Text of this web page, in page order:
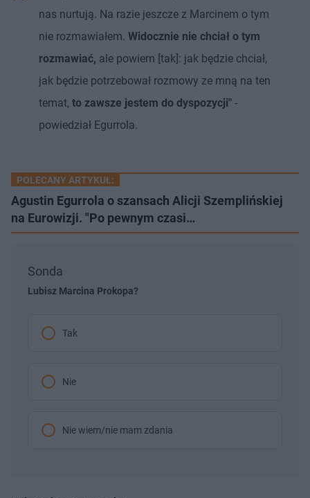
nas nurtują. Na razie jeszcze z Marcinem o tym
nie rozmawiałem. Widocznie nie chciał o tym
rozmawiać, ale powiem [tak]: jak będzie chciał,
jak będzie potrzebował rozmowy ze mną na ten
temat, to zawsze jestem do dyspozycji" -
powiedział Egurrola.
POLECANY ARTYKUŁ:
Agustin Egurrola o szansach Alicji Szemplińskiej
na Eurowizji. "Po pewnym czasi…
Sonda
Lubisz Marcina Prokopa?
Tak
Nie
Nie wiem/nie mam zdania